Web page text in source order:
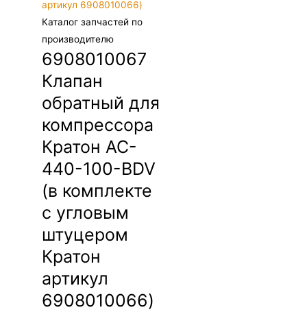
Каталог запчастей по
производителю
6908010067
Клапан
обратный для
компрессора
Кратон AC-
440-100-BDV
(в комплекте
с угловым
штуцером
Кратон
артикул
6908010066)